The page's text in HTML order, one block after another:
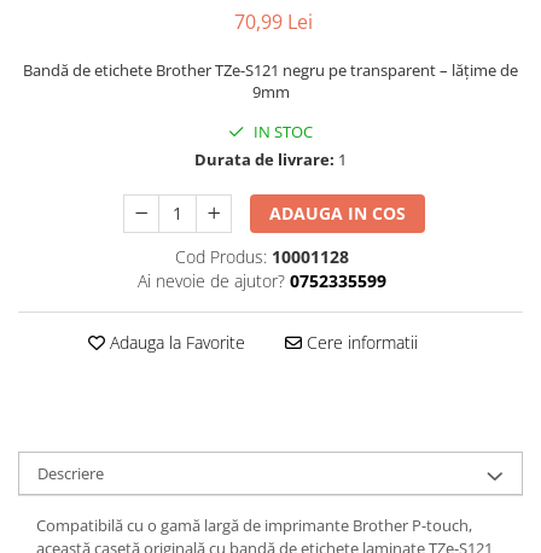
70,99 Lei
Bandă de etichete Brother TZe-S121 negru pe transparent – lățime de
9mm
IN STOC
Durata de livrare: 1
ADAUGA IN COS
Cod Produs: 10001128
Ai nevoie de ajutor? 0752335599
Adauga la Favorite Cere informatii
Descriere
Compatibilă cu o gamă largă de imprimante Brother P-touch,
această casetă originală cu bandă de etichete laminate TZe-S121